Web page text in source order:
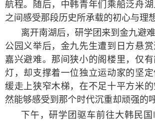
航程。随后，中韩青年们乘船泛舟
之间感受那段历史所承载的初心与理想
离开南湖后，研学团来到金九避难
公园义举后，金九先生遭到日方悬赏
嘉兴避难。那间狭小的阁楼里，仅
灯，却支撑着一位独立运动家的坚
缓走上狭窄木梯，在不足十平方米
然能够感受到那个时代沉重却顽强的呼
下午，研学团驱车前往大韩民